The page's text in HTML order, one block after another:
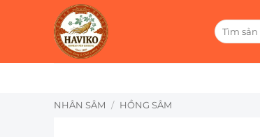
dung
Tìm
kiếm:
NHÂN SÂM / HỒNG SÂM